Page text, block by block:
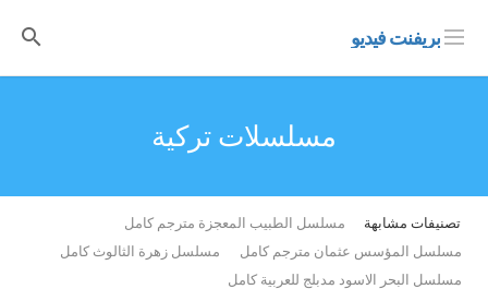
بريفنت فيديو
مسلسلات تركية
تصنيفات مشابهة
مسلسل الطبيب المعجزة مترجم كامل
مسلسل المؤسس عثمان مترجم كامل
مسلسل زهرة الثالوث كامل
مسلسل البحر الاسود مدبلج للعربية كامل